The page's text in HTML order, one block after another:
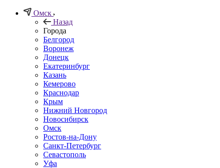
Омск
Назад
Города
Белгород
Воронеж
Донецк
Екатеринбург
Казань
Кемерово
Краснодар
Крым
Нижний Новгород
Новосибирск
Омск
Ростов-на-Дону
Санкт-Петербург
Севастополь
Уфа